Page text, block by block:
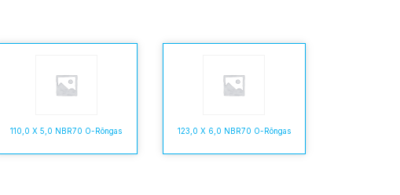
110,0 X 5,0 NBR70 O-Rõngas 123,0 X 6,0 NBR70 O-Rõngas